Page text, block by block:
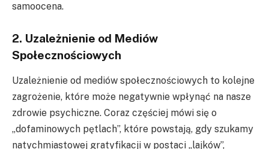
samoocena.
2. Uzależnienie od Mediów
Społecznościowych
Uzależnienie od mediów społecznościowych to kolejne
zagrożenie, które może negatywnie wpłynąć na nasze
zdrowie psychiczne. Coraz częściej mówi się o
„dofaminowych pętlach”, które powstają, gdy szukamy
natychmiastowej gratyfikacji w postaci „lajków”,